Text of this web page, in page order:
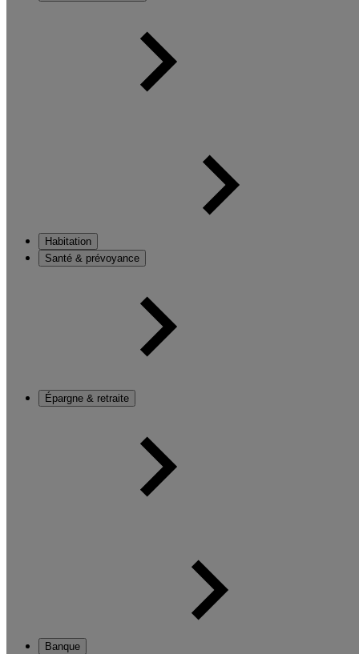
Habitation
Santé & prévoyance
Épargne & retraite
Banque